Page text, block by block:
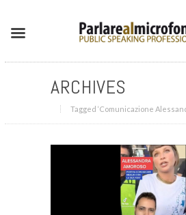
ARCHIVES
Tagged ‘Comunicazione